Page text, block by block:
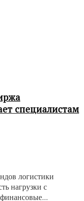
специалистам
логистики
нагрузки с